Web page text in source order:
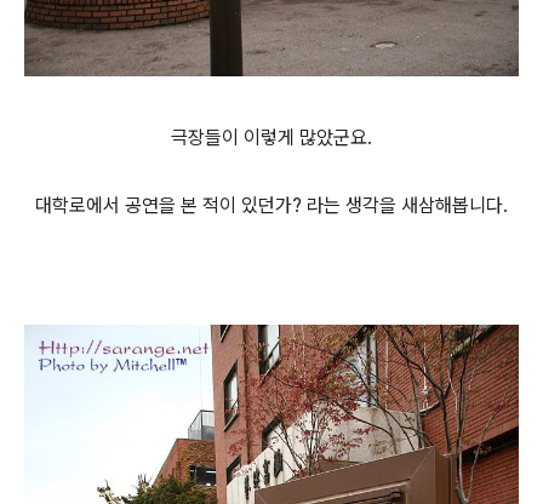
극장들이 이렇게 많았군요.
대학로에서 공연을 본 적이 있던가? 라는 생각을 새삼해봅니다.